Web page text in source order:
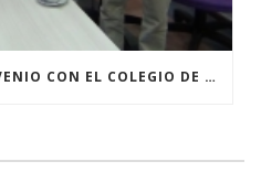
PUERTO FIRMÓ UN CONVENIO CON EL COLEGIO DE ARQUITECTOS